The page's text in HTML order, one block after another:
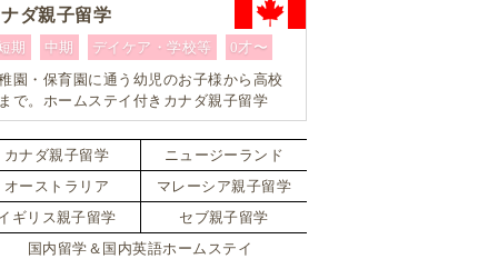
ダ親子留学
期 中期 デイケア・学校等
0才〜
園・保育園に通う幼児のお子様から高校
で。ホームステイ付きカナダ親子留学
カナダ親子留学
ニュージーランド
オーストラリア
マレーシア親子留学
ギリス親子留学
セブ親子留学
国内留学＆国内英語ホームステイ